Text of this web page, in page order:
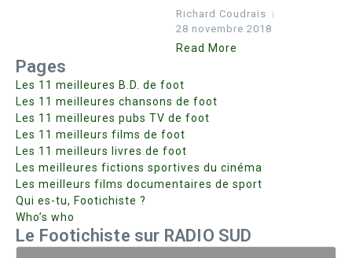
Richard Coudrais
28 novembre 2018
Read More
Pages
Les 11 meilleures B.D. de foot
Les 11 meilleures chansons de foot
Les 11 meilleures pubs TV de foot
Les 11 meilleurs films de foot
Les 11 meilleurs livres de foot
Les meilleures fictions sportives du cinéma
Les meilleurs films documentaires de sport
Qui es-tu, Footichiste ?
Who’s who
Le Footichiste sur RADIO SUD